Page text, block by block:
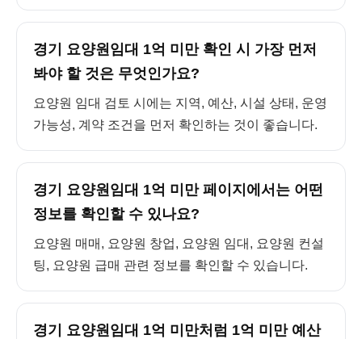
경기 요양원임대 1억 미만 확인 시 가장 먼저
봐야 할 것은 무엇인가요?
요양원 임대 검토 시에는 지역, 예산, 시설 상태, 운영
가능성, 계약 조건을 먼저 확인하는 것이 좋습니다.
경기 요양원임대 1억 미만 페이지에서는 어떤
정보를 확인할 수 있나요?
요양원 매매, 요양원 창업, 요양원 임대, 요양원 컨설
팅, 요양원 급매 관련 정보를 확인할 수 있습니다.
경기 요양원임대 1억 미만처럼 1억 미만 예산